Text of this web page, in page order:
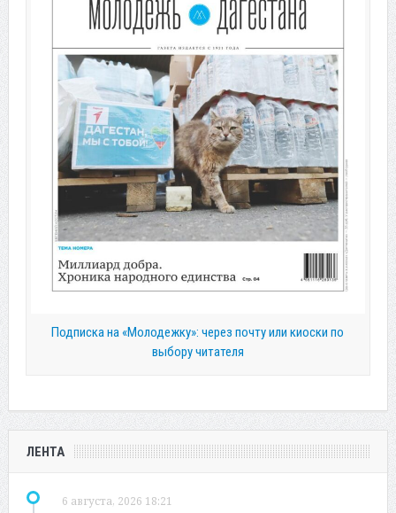
Подписка на «Молодежку»: через почту или киоски по
выбору читателя
ЛЕНТА
6 августа, 2026 18:21